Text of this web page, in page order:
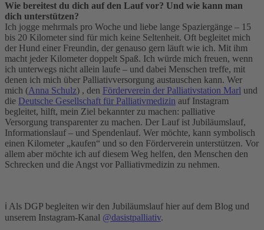
Wie bereitest du dich auf den Lauf vor? Und wie kann man
dich unterstützen?
Ich jogge mehrmals pro Woche und liebe lange Spaziergänge – 15
bis 20 Kilometer sind für mich keine Seltenheit. Oft begleitet mich
der Hund einer Freundin, der genauso gern läuft wie ich. Mit ihm
macht jeder Kilometer doppelt Spaß. Ich würde mich freuen, wenn
ich unterwegs nicht allein laufe – und dabei Menschen treffe, mit
denen ich mich über Palliativversorgung austauschen kann. Wer
mich (Anna Schulz) , den Förderverein der Palliativstation Marl und
die Deutsche Gesellschaft für Palliativmedizin auf Instagram
begleitet, hilft, mein Ziel bekannter zu machen: palliative
Versorgung transparenter zu machen. Der Lauf ist Jubiläumslauf,
Informationslauf – und Spendenlauf. Wer möchte, kann symbolisch
einen Kilometer „kaufen“ und so den Förderverein unterstützen. Vor
allem aber möchte ich auf diesem Weg helfen, den Menschen den
Schrecken und die Angst vor Palliativmedizin zu nehmen.
ℹ️ Als DGP begleiten wir den Jubiläumslauf hier auf dem Blog und
unserem Instagram-Kanal @dasistpalliativ.